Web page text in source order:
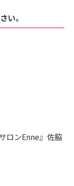
い。
ロンEnne』佐脇